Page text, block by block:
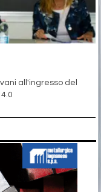
all'ingresso del